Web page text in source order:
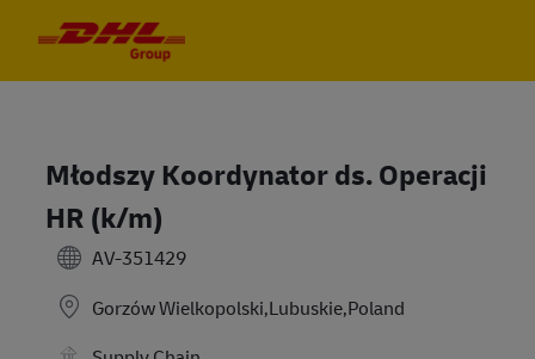
Młodszy Koordynator ds. Operacji
HR (k/m)
AV-351429
Gorzów Wielkopolski,Lubuskie,Poland